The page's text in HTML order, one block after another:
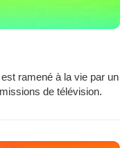
ramené à la vie par un
de télévision.